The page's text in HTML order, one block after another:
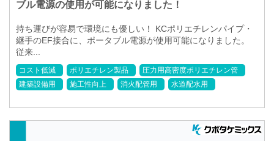
ブル電源の使用が可能になりました！
持ち運びが容易で環境にも優しい！ KCポリエチレンパイプ・
継手のEF接合に、ポータブル電源が使用可能になりました。
従来...
コスト低減 ポリエチレン製品
圧力用高密度ポリエチレン管
建築設備用
施工性向上 消火配管用 水道配水用